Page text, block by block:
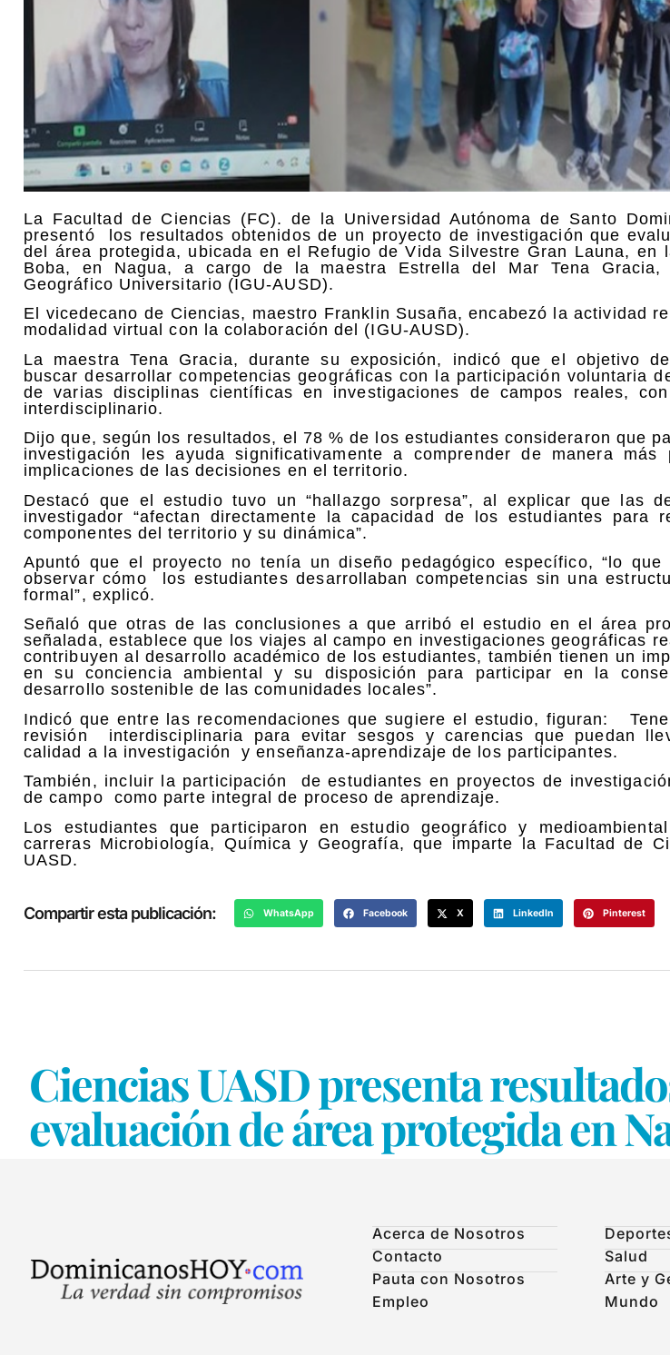
La Facultad de Ciencias (FC). de la Universidad Autónoma de Santo
presentó los resultados obtenidos de un proyecto de investigación que
del área protegida, ubicada en el Refugio de Vida Silvestre Gran Launa, en
Boba, en Nagua, a cargo de la maestra Estrella del Mar Tena Gracia,
Geográfico Universitario (IGU-AUSD).
El vicedecano de Ciencias, maestro Franklin Susaña, encabezó la actividad
modalidad virtual con la colaboración del (IGU-AUSD).
La maestra Tena Gracia, durante su exposición, indicó que el objetivo
buscar desarrollar competencias geográficas con la participación voluntaria
de varias disciplinas científicas en investigaciones de campos reales,
interdisciplinario.
Dijo que, según los resultados, el 78 % de los estudiantes consideraron que
investigación les ayuda significativamente a comprender de manera más
implicaciones de las decisiones en el territorio.
Destacó que el estudio tuvo un “hallazgo sorpresa”, al explicar que las
investigador “afectan directamente la capacidad de los estudiantes para
componentes del territorio y su dinámica”.
Apuntó que el proyecto no tenía un diseño pedagógico específico, “lo que
observar cómo los estudiantes desarrollaban competencias sin una
formal”, explicó.
Señaló que otras de las conclusiones a que arribó el estudio en el área
señalada, establece que los viajes al campo en investigaciones geográficas
contribuyen al desarrollo académico de los estudiantes, también tienen un
en su conciencia ambiental y su disposición para participar en la
desarrollo sostenible de las comunidades locales”.
Indicó que entre las recomendaciones que sugiere el estudio, figuran:
revisión interdisciplinaria para evitar sesgos y carencias que puedan
calidad a la investigación y enseñanza-aprendizaje de los participantes.
También, incluir la participación de estudiantes en proyectos de
de campo como parte integral de proceso de aprendizaje.
Los estudiantes que participaron en estudio geográfico y
carreras Microbiología, Química y Geografía, que imparte la Facultad de
UASD.
Compartir esta publicación: WhatsApp Facebook X LinkedIn Pinterest
Ciencias UASD presenta
evaluación de área protegida en
Acerca de Nosotros
Contacto
Pauta con Nosotros
Empleo
Salud
Arte y
Mundo